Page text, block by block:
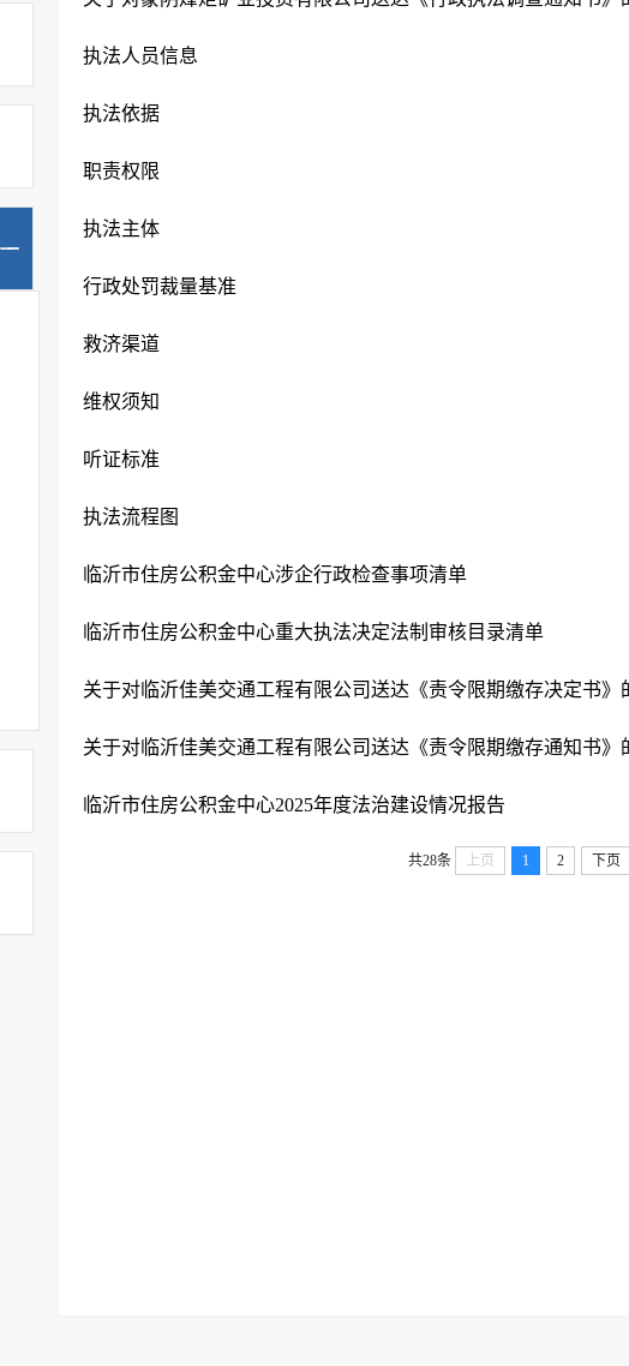
执法人员信息
执法依据
职责权限
执法主体
行政处罚裁量基准
救济渠道
维权须知
听证标准
执法流程图
临沂市住房公积金中心涉企行政检查事项清单
临沂市住房公积金中心重大执法决定法制审核目录清单
临沂市住房公积金中心2025年度法治建设情况报告
共28条 上页 1 2 下页